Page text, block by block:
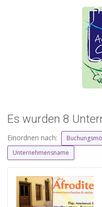
Es wurden 8
Einordnen nach:
Unternehmensname